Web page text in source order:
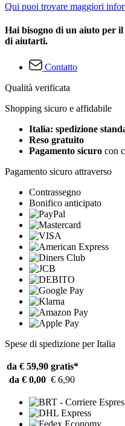
Qui puoi trovare maggiori
Hai bisogno di un aiuto per
di aiutarti.
Contatto
Qualità verificata
Shopping sicuro e affidabile
Italia: spedizione
Reso gratuito
Pagamento sicuro con
Pagamento sicuro attraverso
Contrassegno
Bonifico anticipato
Spese di spedizione per Italia
da € 59,90 gratis*
da € 0,00 € 6,90